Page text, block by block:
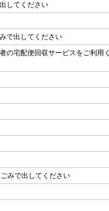
してください
で出してください
の宅配便回収サービスをご利用く
みで出してください